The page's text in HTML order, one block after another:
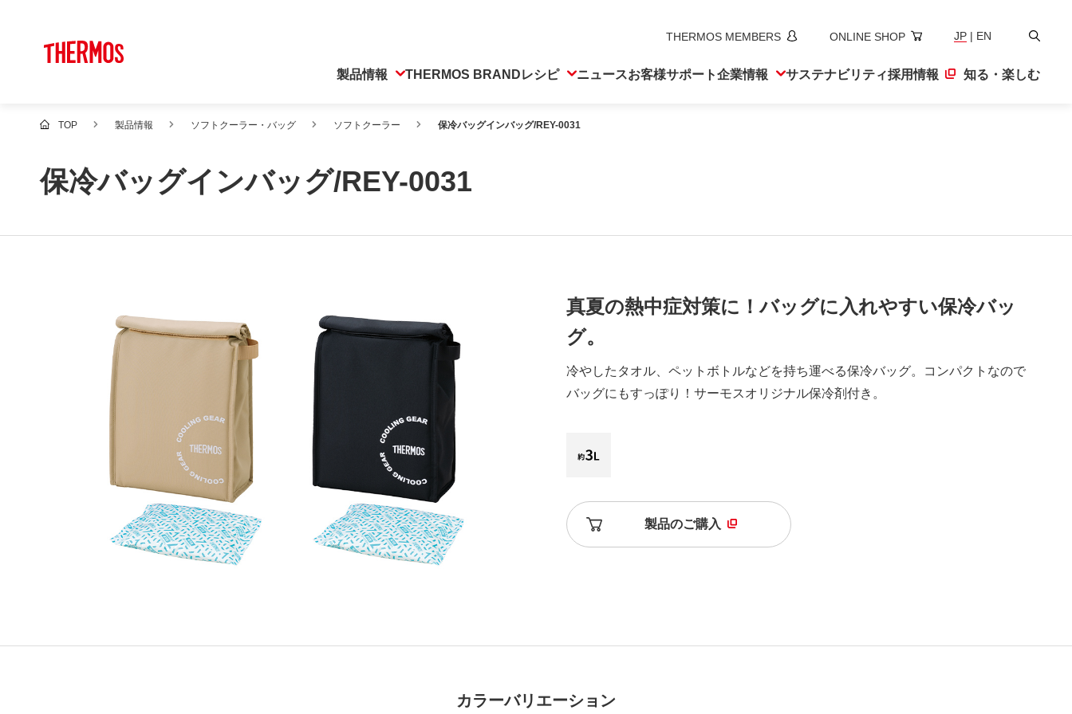
THERMOS MEMBERS ONLINE SHOP JP | EN
検
製品情報 THERMOS BRANDレシピ ニュースお客様サポート企業情報 サステナビリティ採用情報 知る・楽しむ
TOP 製品情報 ソフトクーラー・バッグ ソフトクーラー 保冷バッグインバッグ/REY-0031
保冷バッグインバッグ/REY-0031
真夏の熱中症対策に！バッグに入れやすい保冷バッ
グ。
冷やしたタオル、ペットボトルなどを持ち運べる保冷バッグ。コンパクトなので
バッグにもすっぽり！サーモスオリジナル保冷剤付き。
製品のご購入
カラーバリエーション